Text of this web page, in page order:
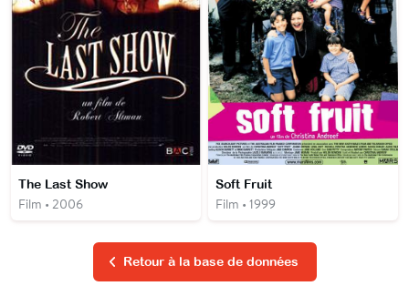
The Last Show
Film • 2006
Soft Fruit
Film • 1999
Retour à la base de données